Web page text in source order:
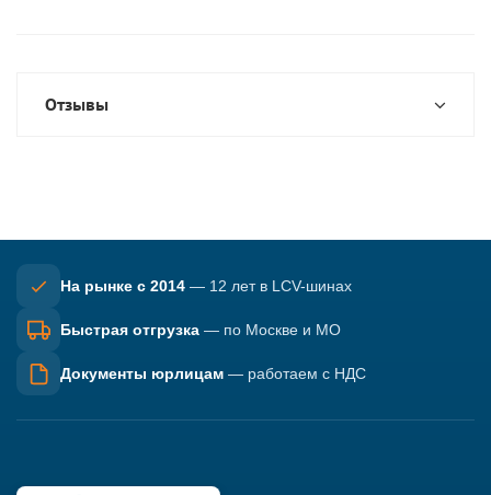
Отзывы
На рынке с 2014 — 12 лет в LCV-шинах
Быстрая отгрузка — по Москве и МО
Документы юрлицам — работаем с НДС